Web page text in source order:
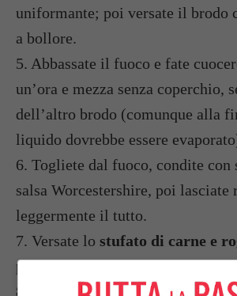
uniformante; poi versate il brodo
a bollore.
5. Abbassate il fuoco e fate
un’ora e mezza senza coperchio,
dell’altro brodo (comunque alla
liquido dovrebbe essere
6. Togliete dal fuoco, condite con
salsa Worcestershire, poi lasciate
leggermente il tutto.
7. Versate lo stufato di carne e
pirofila a bordi alti.
8. Ricoprite la pirofila con la